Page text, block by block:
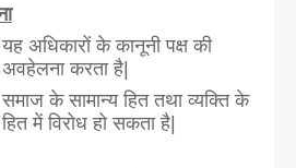
यह अधिकारों के कानूनी पक्ष की
अवहेलना करता है|
समाज के सामान्य हित तथा व्यक्ति के
हित में विरोध हो सकता है|